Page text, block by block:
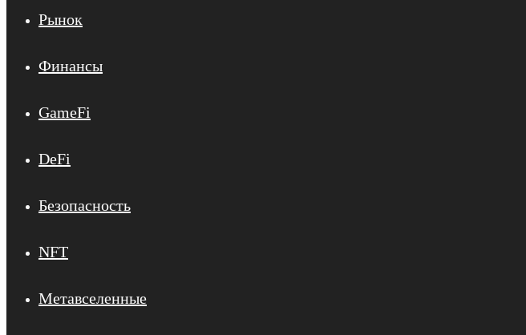
Рынок
Финансы
GameFi
DeFi
Безопасность
NFT
Метавселенные